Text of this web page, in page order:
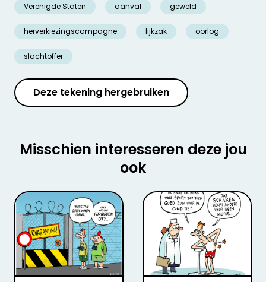
Verenigde Staten aanval geweld
herverkiezingscampagne lijkzak oorlog
slachtoffer
Deze tekening hergebruiken
Misschien interesseren deze jou
ook